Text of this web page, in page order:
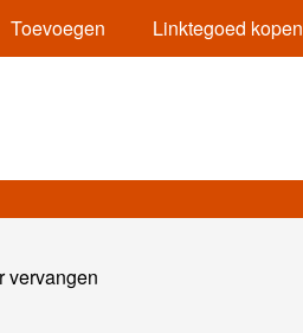
Toevoegen Linktegoed kopen
vervangen